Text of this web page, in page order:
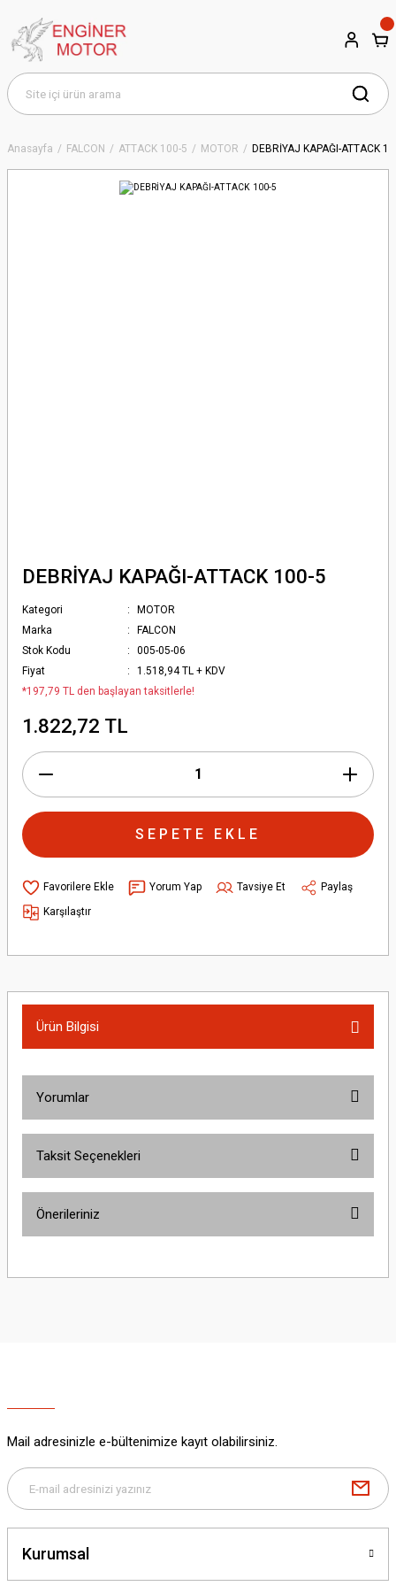
Anasayfa FALCON ATTACK 100-5 MOTOR DEBRİYAJ KAPAĞI-ATTACK
DEBRİYAJ KAPAĞI-ATTACK 100-5
Kategori
MOTOR
Marka
FALCON
Stok Kodu
005-05-06
Fiyat
1.518,94 TL + KDV
*197,79 TL den başlayan taksitlerle!
1.822,72 TL
SEPETE EKLE
Yorum Yap Tavsiye Et
Paylaş
Karşılaştır
Ürün Bilgisi
Yorumlar
Taksit Seçenekleri
Önerileriniz
Bu ürüne benzer farklı alternatifler olmalı.
Mail adresinizle e-bültenimize kayıt olabilirsiniz.
Kurumsal